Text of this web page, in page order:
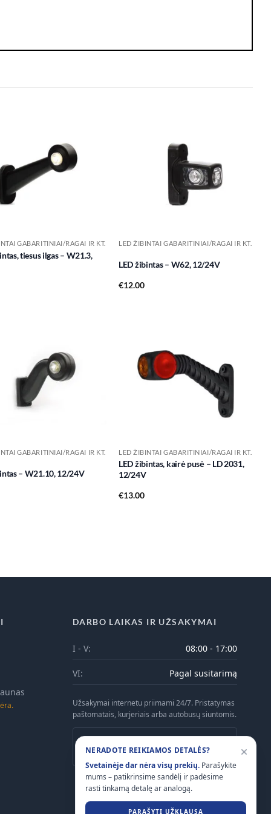
Add to
wishlist
GABARITINIAI/RAGAI IR KT.
tiesus ilgas – W21.3,
LED ŽIBINTAI GABARITINIAI/RAGAI IR KT.
LED žibintas – W62, 12/24V
€12.00
wishlist
GABARITINIAI/RAGAI IR KT.
– W21.10, 12/24V
wishlist
LED ŽIBINTAI GABARITINIAI/RAGAI IR KT.
LED žibintas, kairė pusė – LD 2031,
12/24V
€13.00
DARBO LAIKAS IR UŽSAKYMAI
I - V: 08:00 - 17:00
VI: Pagal susitarimą
Užsakymai internetu priimami 24/7. Pristatymas
paštomatais, kurjeriais arba autobusų siuntomis.
suderinus laiką telefonu.
NERADOTE REIKIAMOS DETALĖS?
Svetainėje dar nėra visų prekių. Parašykite
mums – patikrinsime sandėlį ir padėsime
rasti tinkamą detalę ar analogą.
PARAŠYTI UŽKLAUSĄ